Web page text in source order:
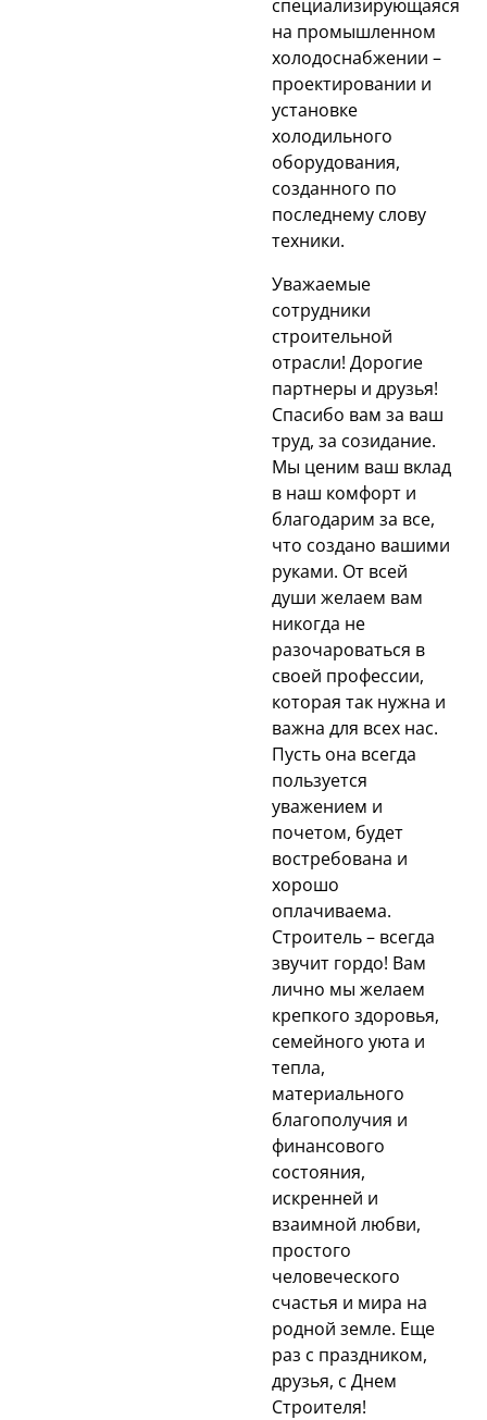
специализирующаяся
на промышленном
холодоснабжении –
проектировании и
установке
холодильного
оборудования,
созданного по
последнему слову
техники.
Уважаемые
сотрудники
строительной
отрасли! Дорогие
партнеры и друзья!
Спасибо вам за ваш
труд, за созидание.
Мы ценим ваш вклад
в наш комфорт и
благодарим за все,
что создано вашими
руками. От всей
души желаем вам
никогда не
разочароваться в
своей профессии,
которая так нужна и
важна для всех нас.
Пусть она всегда
пользуется
уважением и
почетом, будет
востребована и
хорошо
оплачиваема.
Строитель – всегда
звучит гордо! Вам
лично мы желаем
крепкого здоровья,
семейного уюта и
тепла,
материального
благополучия и
финансового
состояния,
искренней и
взаимной любви,
простого
человеческого
счастья и мира на
родной земле. Еще
раз с праздником,
друзья, с Днем
Строителя!